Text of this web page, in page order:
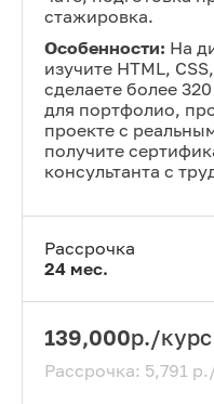
стажировка.
Особенности: На
изучите HTML,
сделаете более
для портфолио,
проекте с
получите
консультанта с
Рассрочка
24 мес.
139,000р./курс
Рассрочка: 5,791